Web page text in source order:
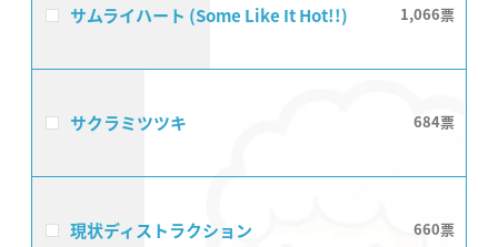
サムライハート (Some Like It Hot!!) 1,066
サクラミツツキ 684
現状ディストラクション 660